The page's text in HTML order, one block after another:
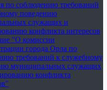
по соблюдению требований
поведению
служащих и
конфликта интересов
"О комиссии
города Орла по
требований к служебному
муниципальных служащих
конфликта